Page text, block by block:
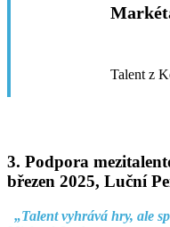
Talent z
3. Podpora
březen 2025, Luční
„Talent vyhrává hry, ale